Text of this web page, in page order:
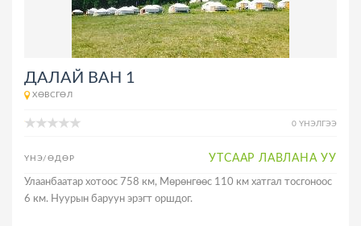
ДАЛАЙ ВАН 1
ХӨВСГӨЛ
0 ҮНЭЛГЭЭ
ҮНЭ/ӨДӨР УТСААР ЛАВЛАНА УУ
Улаанбаатар хотоос 758 км, Мөрөнгөөс 110 км хатгал тосгоноос
6 км. Нуурын баруун эрэгт оршдог.